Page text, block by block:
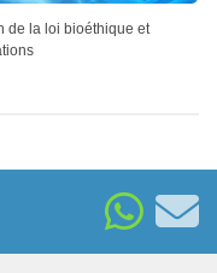
de la loi bioéthique et